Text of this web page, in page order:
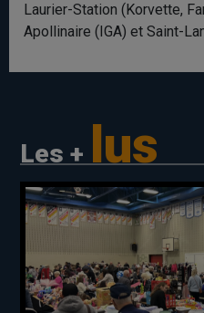
Laurier-Station (Korvette,
Apollinaire (IGA) et Saint-
Les + lus